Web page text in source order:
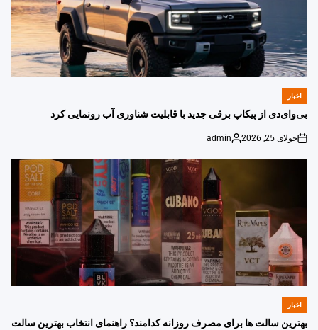
POSTED
اخبار
بی‌وای‌دی از پیکاپ برقی جدید با قابلیت شناوری آب رونمایی کرد
on
جولای 25, 2026
Posted
admin
POSTED
اخبار
بهترین سالت ها برای مصرف روزانه کدامند؟ راهنمای انتخاب بهترین سالت